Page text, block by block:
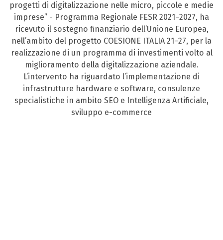
progetti di digitalizzazione nelle micro, piccole e medie
imprese” - Programma Regionale FESR 2021–2027, ha
ricevuto il sostegno finanziario dell’Unione Europea,
nell’ambito del progetto COESIONE ITALIA 21–27, per la
realizzazione di un programma di investimenti volto al
miglioramento della digitalizzazione aziendale.
L’intervento ha riguardato l’implementazione di
infrastrutture hardware e software, consulenze
specialistiche in ambito SEO e Intelligenza Artificiale,
sviluppo e-commerce